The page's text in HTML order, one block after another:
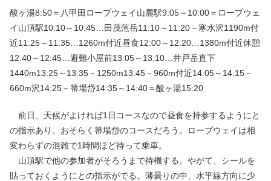
酸ヶ湯8:50＝八甲田ロープウェイ山麓駅9:05～10:00＝ロープウェ
イ山頂駅10:10～10:45…田茂萢岳11:10～11:20－寒水沢1190m付
近11:25～11:35…1260m付近昼食12:00～12:20…1380m付近休憩
12:40～12:45…避難小屋前13:05～13:10…井戸岳直下
1440m13:25～13:35－1250m13:45－960m付近14:05～14:15－
660m沢14:25－箒場岱14:35～14:40＝酸ヶ湯15:20
前日、天候がよければ1日コースなので昼食を持参するようにと
の指示あり。おそらく箒場岱のコースだろう。ロープウェイは相
変わらずの混雑で1時間ほど待って乗車。
山頂駅で他の参加者がそろうまで待機する。やがて、シールを
貼っておくようにとの指示がでる。薄曇りの中、水平線方向に少